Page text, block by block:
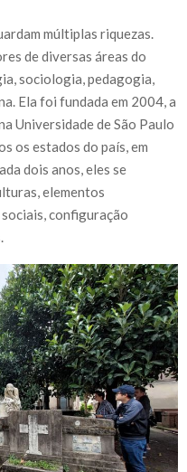
múltiplas riquezas.
de diversas áreas do
sociologia, pedagogia,
Ela foi fundada em 2004, a
Universidade de São Paulo
os estados do país, em
dois anos, eles se
elementos
configuração